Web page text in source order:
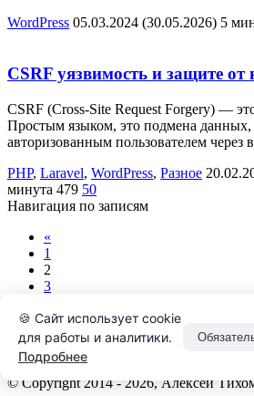
WordPress 05.03.2024 (30.05.2026) 5
CSRF уязвимость и защите от
CSRF (Cross-Site Request Forgery) —
Простым языком, это подмена данных,
авторизованным пользователем через
PHP, Laravel, WordPress, Разное
минута 479 50
Навигация по записям
«
1
2
3
…
6
»
© Copyright 2014 - 2026, Алексей
🍪 Сайт использует cookie
для работы и аналитики.
Подробнее